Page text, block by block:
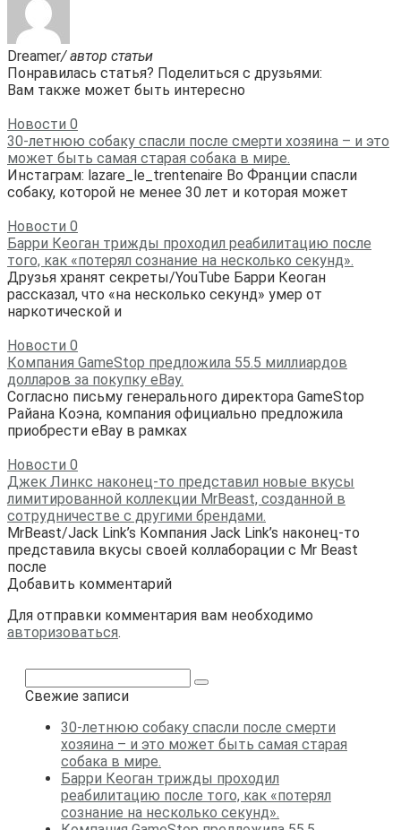
Dreamer/ автор статьи
Понравилась статья? Поделиться с друзьями:
Вам также может быть интересно
Новости 0
30-летнюю собаку спасли после смерти хозяина – и это
может быть самая старая собака в мире.
Инстаграм: lazare_le_trentenaire Во Франции спасли
собаку, которой не менее 30 лет и которая может
Новости 0
Барри Кеоган трижды проходил реабилитацию после
того, как «потерял сознание на несколько секунд».
Друзья хранят секреты/YouTube Барри Кеоган
рассказал, что «на несколько секунд» умер от
наркотической и
Новости 0
Компания GameStop предложила 55.5 миллиардов
долларов за покупку eBay.
Согласно письму генерального директора GameStop
Райана Коэна, компания официально предложила
приобрести eBay в рамках
Новости 0
Джек Линкс наконец-то представил новые вкусы
лимитированной коллекции MrBeast, созданной в
сотрудничестве с другими брендами.
MrBeast/Jack Link’s Компания Jack Link’s наконец-то
представила вкусы своей коллаборации с Mr Beast
после
Добавить комментарий
Для отправки комментария вам необходимо
авторизоваться.
Свежие записи
30-летнюю собаку спасли после смерти
хозяина – и это может быть самая старая
собака в мире.
Барри Кеоган трижды проходил
реабилитацию после того, как «потерял
сознание на несколько секунд».